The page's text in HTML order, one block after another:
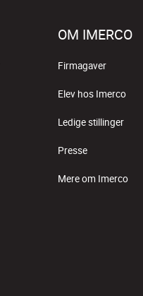
OM IMERCO
Firmagaver
Elev hos Imerco
Ledige stillinger
Presse
Mere om Imerco